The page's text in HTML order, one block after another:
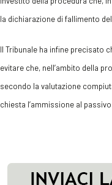
la dichiarazione di fallimento
Il Tribunale ha infine precisato
evitare che, nell’ambito della
secondo la valutazione
chiesta l’ammissione al